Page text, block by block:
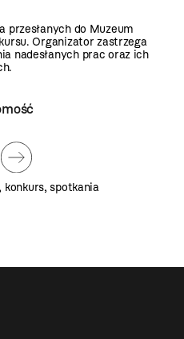
przesłanych do Muzeum
Organizator zastrzega
nadesłanych prac oraz ich
konkurs,spotkania